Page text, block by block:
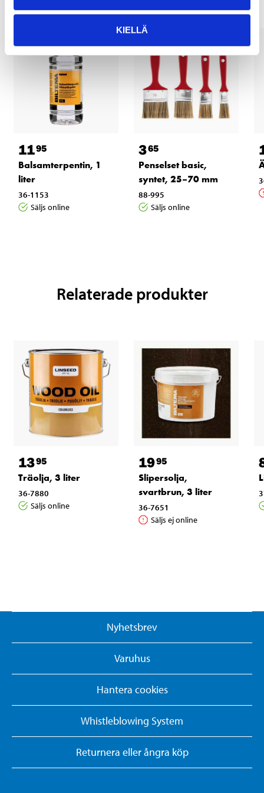
KIELLÄ
1195
Balsamterpentin, 1
liter
36-1153
Säljs online
365
Penselset basic,
syntet, 25–70 mm
88-995
Säljs online
Relaterade produkter
1395
Träolja, 3 liter
36-7880
Säljs online
1995
Slipersolja,
svartbrun, 3 liter
36-7651
Säljs ej online
Nyhetsbrev
Varuhus
Hantera cookies
Whistleblowing System
Returnera eller ångra köp